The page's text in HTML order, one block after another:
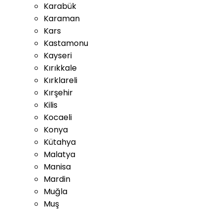
Karabük
Karaman
Kars
Kastamonu
Kayseri
Kırıkkale
Kırklareli
Kırşehir
Kilis
Kocaeli
Konya
Kütahya
Malatya
Manisa
Mardin
Muğla
Muş